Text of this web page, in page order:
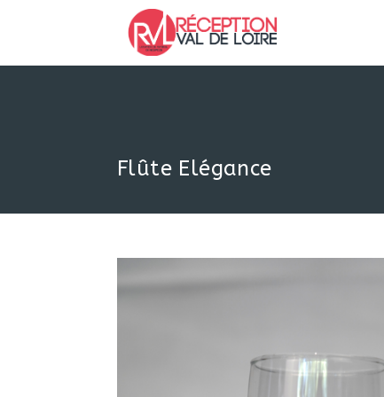
Flûte Elégance